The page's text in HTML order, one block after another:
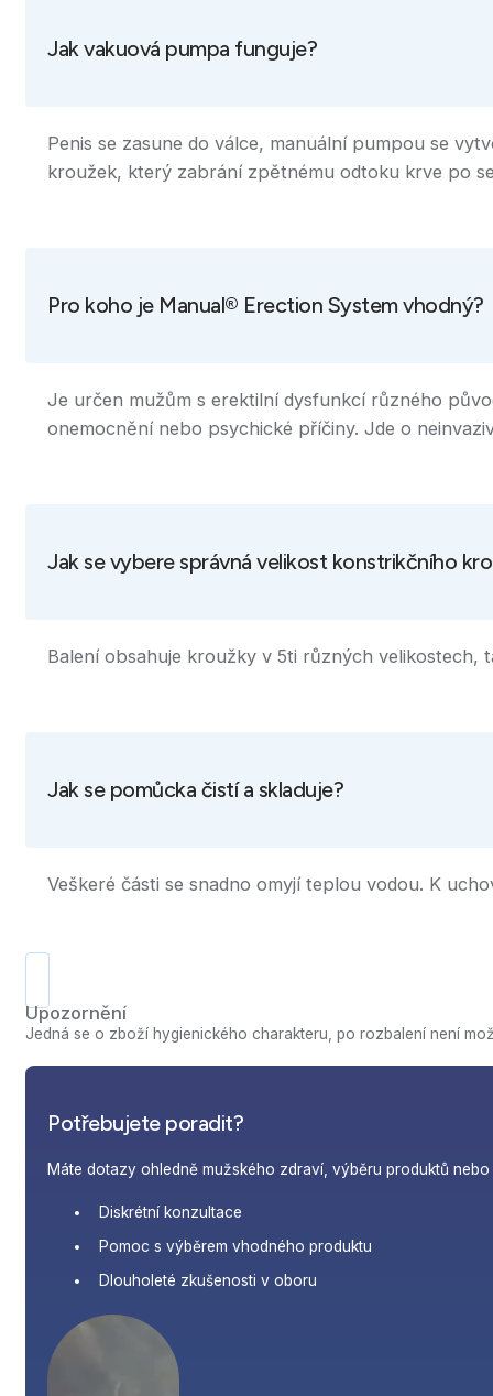
Jak vakuová pumpa funguje?
Penis se zasune do válce, manuální pumpou se
kroužek, který zabrání zpětnému odtoku krve po
Pro koho je Manual® Erection System vhodný?
Je určen mužům s erektilní dysfunkcí různého
onemocnění nebo psychické příčiny. Jde o
Jak se vybere správná velikost konstrikčního
Balení obsahuje kroužky v 5ti různých velikostech,
Jak se pomůcka čistí a skladuje?
Veškeré části se snadno omyjí teplou vodou. K
Upozornění
Jedná se o zboží hygienického charakteru, po rozbalení není
Potřebujete poradit?
Máte dotazy ohledně mužského zdraví, výběru produktů
Diskrétní konzultace
Pomoc s výběrem vhodného produktu
Dlouholeté zkušenosti v oboru